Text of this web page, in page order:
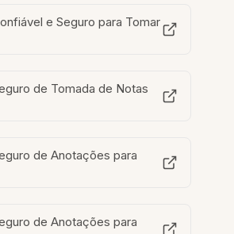
e Seguro para Tomar
de Tomada de Notas
de Anotações para
de Anotações para